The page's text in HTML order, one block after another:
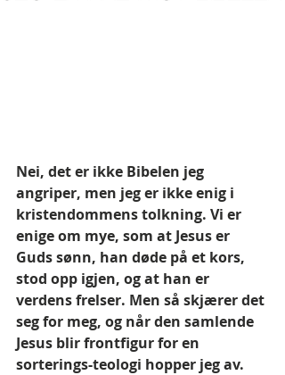
Nei, det er ikke Bibelen jeg
angriper, men jeg er ikke enig i
kristendommens tolkning. Vi er
enige om mye, som at Jesus er
Guds sønn, han døde på et kors,
stod opp igjen, og at han er
verdens frelser. Men så skjærer det
seg for meg, og når den samlende
Jesus blir frontfigur for en
sorterings-teologi hopper jeg av.